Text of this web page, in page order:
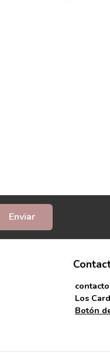
Enviar
Los
Botón